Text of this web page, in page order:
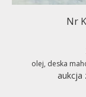
Nr
olej, deska
aukcja